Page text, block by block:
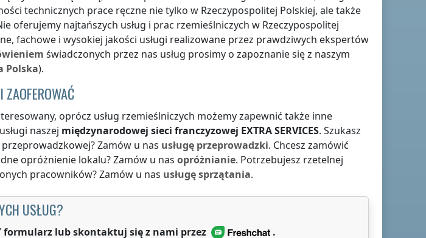
technicznych prace ręczne nie tylko w Rzeczypospolitej Polskiej, ale także
oferujemy najtańszych usług i prac rzemieślniczych w Rzeczypospolitej
fachowe i wysokiej jakości usługi realizowane przez prawdziwych ekspertów
świadczonych przez nas usług prosimy o zapoznanie się z naszym
Polska).
oprócz usług rzemieślniczych możemy zapewnić także inne
naszej międzynarodowej sieci franczyzowej EXTRA SERVICES. Szukasz
Zamów u nas usługę przeprowadzki. Chcesz zamówić
opróżnienie lokalu? Zamów u nas opróżnianie. Potrzebujesz rzetelnej
pracowników? Zamów u nas usługę sprzątania.
USŁUG?
formularz lub skontaktuj się z nami przez .